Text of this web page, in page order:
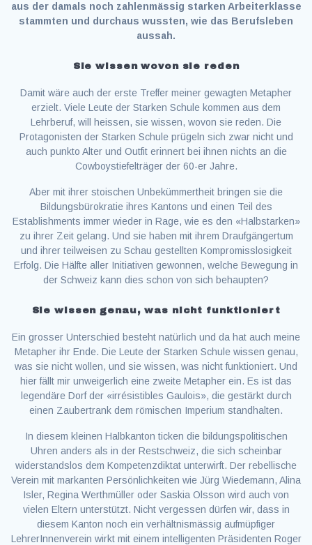
aus der damals noch zahlenmässig starken Arbeiterklasse
stammten und durchaus wussten, wie das Berufsleben
aussah.
Sie wissen wovon sie reden
Damit wäre auch der erste Treffer meiner gewagten Metapher
erzielt. Viele Leute der Starken Schule kommen aus dem
Lehrberuf, will heissen, sie wissen, wovon sie reden. Die
Protagonisten der Starken Schule prügeln sich zwar nicht und
auch punkto Alter und Outfit erinnert bei ihnen nichts an die
Cowboystiefelträger der 60-er Jahre.
Aber mit ihrer stoischen Unbekümmertheit bringen sie die
Bildungsbürokratie ihres Kantons und einen Teil des
Establishments immer wieder in Rage, wie es den «Halbstarken»
zu ihrer Zeit gelang. Und sie haben mit ihrem Draufgängertum
und ihrer teilweisen zu Schau gestellten Kompromisslosigkeit
Erfolg. Die Hälfte aller Initiativen gewonnen, welche Bewegung in
der Schweiz kann dies schon von sich behaupten?
Sie wissen genau, was nicht funktioniert
Ein grosser Unterschied besteht natürlich und da hat auch meine
Metapher ihr Ende. Die Leute der Starken Schule wissen genau,
was sie nicht wollen, und sie wissen, was nicht funktioniert. Und
hier fällt mir unweigerlich eine zweite Metapher ein. Es ist das
legendäre Dorf der «irrésistibles Gaulois», die gestärkt durch
einen Zaubertrank dem römischen Imperium standhalten.
In diesem kleinen Halbkanton ticken die bildungspolitischen
Uhren anders als in der Restschweiz, die sich scheinbar
widerstandslos dem Kompetenzdiktat unterwirft. Der rebellische
Verein mit markanten Persönlichkeiten wie Jürg Wiedemann, Alina
Isler, Regina Werthmüller oder Saskia Olsson wird auch von
vielen Eltern unterstützt. Nicht vergessen dürfen wir, dass in
diesem Kanton noch ein verhältnismässig aufmüpfiger
LehrerInnenverein wirkt mit einem intelligenten Präsidenten Roger